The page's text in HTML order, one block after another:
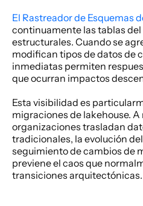
El Rastreador de Esquemas
continuamente las tablas
estructurales. Cuando se
modifican tipos de datos de
inmediatas permiten
que ocurran impactos
Esta visibilidad es
migraciones de lakehouse. A
organizaciones trasladan
tradicionales, la evolución
seguimiento de cambios de
previene el caos que
transiciones arquitectónicas.